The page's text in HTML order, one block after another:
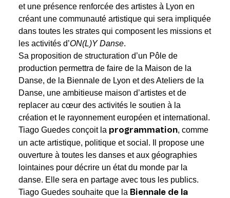
et une présence renforcée des artistes à Lyon en
créant une communauté artistique qui sera impliquée
dans toutes les strates qui composent les missions et
les activités d’ON(L)Y Danse.
Sa proposition de structuration d’un Pôle de
production permettra de faire de la Maison de la
Danse, de la Biennale de Lyon et des Ateliers de la
Danse, une ambitieuse maison d’artistes et de
replacer au cœur des activités le soutien à la
création et le rayonnement européen et international.
Tiago Guedes conçoit la programmation, comme
un acte artistique, politique et social. Il propose une
ouverture à toutes les danses et aux géographies
lointaines pour décrire un état du monde par la
danse. Elle sera en partage avec tous les publics.
Tiago Guedes souhaite que la Biennale de la